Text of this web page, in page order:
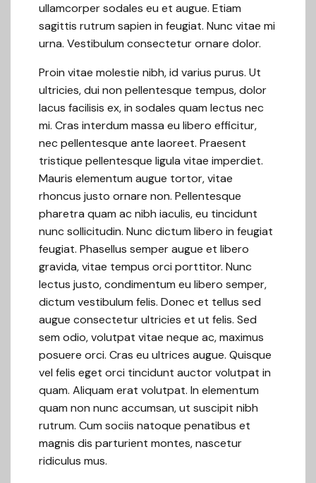
ullamcorper sodales eu et augue. Etiam
sagittis rutrum sapien in feugiat. Nunc vitae mi
urna. Vestibulum consectetur ornare dolor.
Proin vitae molestie nibh, id varius purus. Ut
ultricies, dui non pellentesque tempus, dolor
lacus facilisis ex, in sodales quam lectus nec
mi. Cras interdum massa eu libero efficitur,
nec pellentesque ante laoreet. Praesent
tristique pellentesque ligula vitae imperdiet.
Mauris elementum augue tortor, vitae
rhoncus justo ornare non. Pellentesque
pharetra quam ac nibh iaculis, eu tincidunt
nunc sollicitudin. Nunc dictum libero in feugiat
feugiat. Phasellus semper augue et libero
gravida, vitae tempus orci porttitor. Nunc
lectus justo, condimentum eu libero semper,
dictum vestibulum felis. Donec et tellus sed
augue consectetur ultricies et ut felis. Sed
sem odio, volutpat vitae neque ac, maximus
posuere orci. Cras eu ultrices augue. Quisque
vel felis eget orci tincidunt auctor volutpat in
quam. Aliquam erat volutpat. In elementum
quam non nunc accumsan, ut suscipit nibh
rutrum. Cum sociis natoque penatibus et
magnis dis parturient montes, nascetur
ridiculus mus.